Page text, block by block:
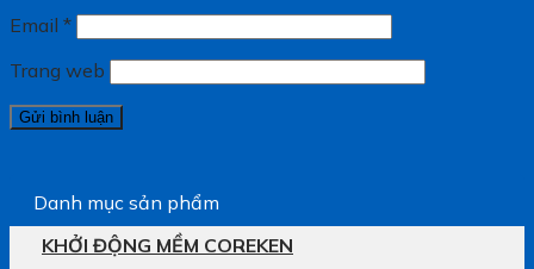
Email *
Trang web
Danh mục sản phẩm
KHỞI ĐỘNG MỀM COREKEN